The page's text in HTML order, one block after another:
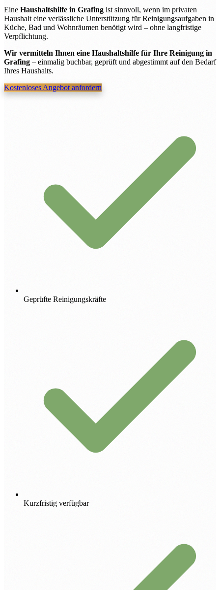
Eine Haushaltshilfe in Grafing ist sinnvoll, wenn im privaten
Haushalt eine verlässliche Unterstützung für Reinigungsaufgaben in
Küche, Bad und Wohnräumen benötigt wird – ohne langfristige
Verpflichtung.
Wir vermitteln Ihnen eine Haushaltshilfe für Ihre Reinigung in
Grafing– einmalig buchbar, geprüft und abgestimmt auf den Bedarf
Ihres Haushalts.
Kostenloses Angebot anfordern
Geprüfte Reinigungskräfte
Kurzfristig verfügbar